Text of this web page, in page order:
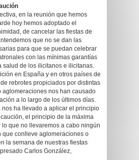
en la reunión que hemos
hoy hemos adoptado el
de cancelar las fiestas de
que no se dan las
para que se puedan celebrar
con las mínimas garantías
salud de los ilicitanos e ilicitanas.
en España y en otros países de
rebrotes propiciados por distintas
aglomeraciones nos han causado
a lo largo de los últimos días.
nos ha llevado a aplicar el principio
el principio de la máxima
que no llevaremos a cabo ningún
que conlleve aglomeraciones o
la semana de nuestras fiestas
Carlos González,